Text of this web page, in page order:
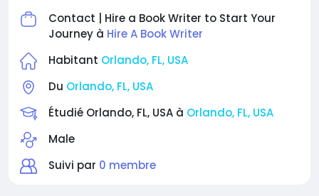
Contact | Hire a Book Writer to Start Your
Journey à Hire A Book Writer
Habitant Orlando, FL, USA
Du Orlando, FL, USA
Étudié Orlando, FL, USA à Orlando, FL, USA
Male
Suivi par 0 membre